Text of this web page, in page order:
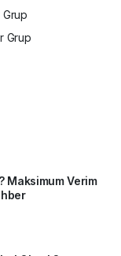
Grup
Grup
Maksimum Verim